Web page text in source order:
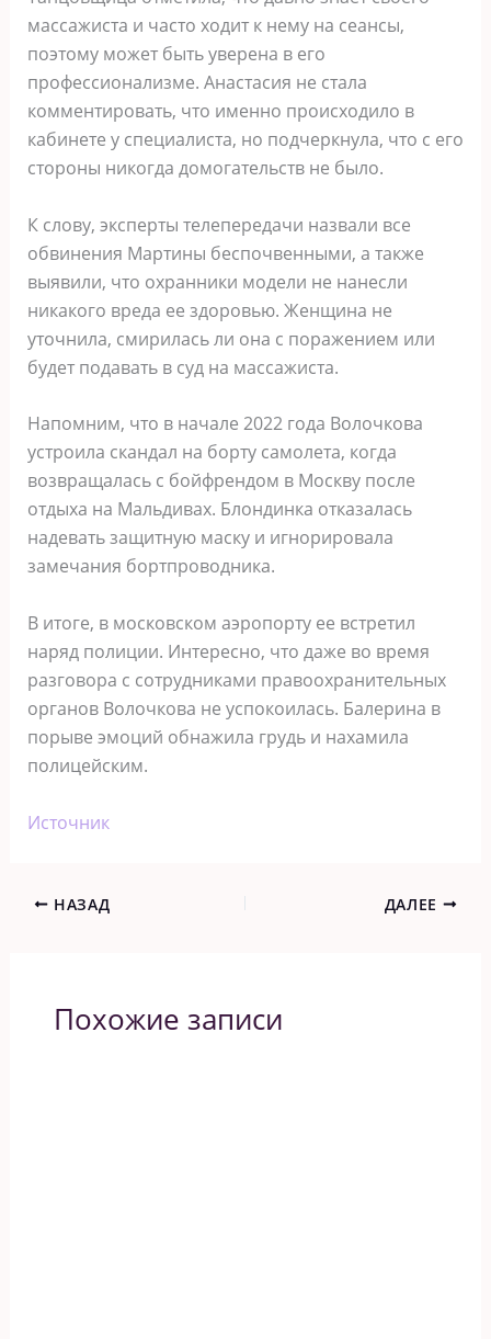
массажиста и часто ходит к нему на сеансы,
поэтому может быть уверена в его
профессионализме. Анастасия не стала
комментировать, что именно происходило в
кабинете у специалиста, но подчеркнула, что с его
стороны никогда домогательств не было.
К слову, эксперты телепередачи назвали все
обвинения Мартины беспочвенными, а также
выявили, что охранники модели не нанесли
никакого вреда ее здоровью. Женщина не
уточнила, смирилась ли она с поражением или
будет подавать в суд на массажиста.
Напомним, что в начале 2022 года Волочкова
устроила скандал на борту самолета, когда
возвращалась с бойфрендом в Москву после
отдыха на Мальдивах. Блондинка отказалась
надевать защитную маску и игнорировала
замечания бортпроводника.
В итоге, в московском аэропорту ее встретил
наряд полиции. Интересно, что даже во время
разговора с сотрудниками правоохранительных
органов Волочкова не успокоилась. Балерина в
порыве эмоций обнажила грудь и нахамила
полицейским.
Источник
НАЗАД ДАЛЕЕ
Похожие записи